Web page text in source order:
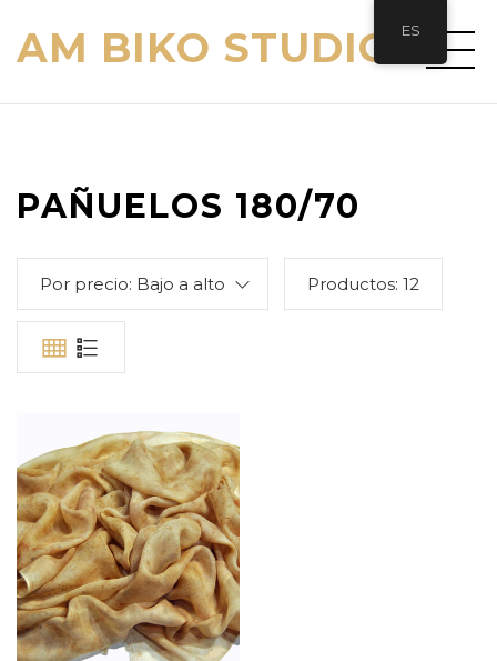
AM BIKO STUDIO
PAÑUELOS 180/70
Por precio: Bajo a alto Productos: 12
ES